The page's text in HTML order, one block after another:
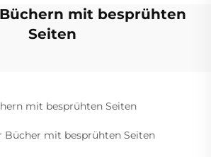
mit besprühten
Seiten
mit besprühten Seiten
Bücher mit besprühten Seiten